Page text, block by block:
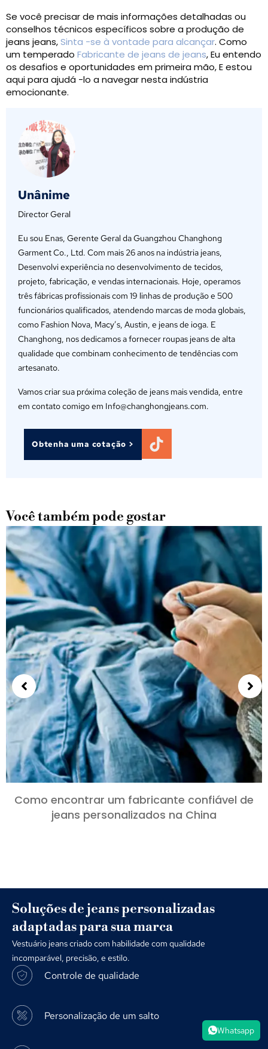
Se você precisar de mais informações detalhadas ou
conselhos técnicos específicos sobre a produção de
jeans jeans,Sinta -se à vontade para alcançar. Como
um temperado Fabricante de jeans de jeans, Eu entendo
os desafios e oportunidades em primeira mão, E estou
aqui para ajudá -lo a navegar nesta indústria
emocionante.
Unânime
Director Geral
Eu sou Enas, Gerente Geral da Guangzhou Changhong
Garment Co., Ltd. Com mais 26 anos na indústria jeans,
Desenvolvi experiência no desenvolvimento de tecidos,
projeto, fabricação, e vendas internacionais. Hoje, operamos
três fábricas profissionais com 19 linhas de produção e 500
funcionários qualificados, atendendo marcas de moda globais,
como Fashion Nova, Macy’s, Austin, e jeans de ioga. E
Changhong, nos dedicamos a fornecer roupas jeans de alta
qualidade que combinam conhecimento de tendências com
artesanato.
Vamos criar sua próxima coleção de jeans mais vendida, entre
em contato comigo em Info@changhongjeans.com.
Obtenha uma cotação >
Você também pode gostar
Como encontrar um fabricante confiável de
jeans personalizados na China
Soluções de jeans personalizadas
adaptadas para sua marca
Vestuário jeans criado com habilidade com qualidade
incomparável, precisão, e estilo.
Controle de qualidade
Personalização de um salto
Whatsapp